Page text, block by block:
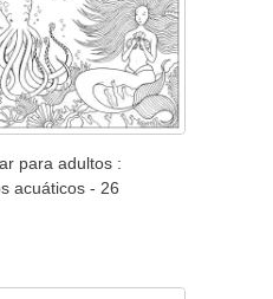
para adultos :
acuáticos - 26